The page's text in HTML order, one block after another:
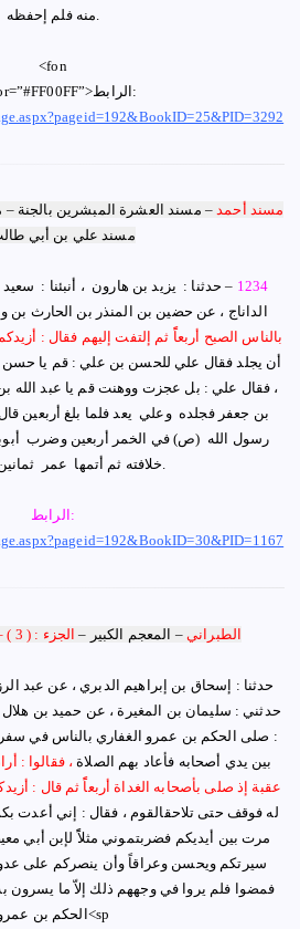
‏منه فلم إحفظه.
<fon
الرابط:
مسند أحمد– مسند العشرة المبشرين بالجنة –
مسند علي بن أبي
1234
– حدثنا : ‏ ‏يزيد بن هارون ‏ ‏، أنبئنا :
الداناج ‏، عن ‏حضين بن المنذر بن الحارث بن
بالناس الصبح أربعاًً ثم إلتفت إليهم فقال :
أن يجلد فقال علي ‏للحسن بن علي ‏: قم يا ‏حسن
، فقال ‏علي ‏: بل عجزت ووهنت قم يا ‏عبد الله
بن جعفر ‏‏فجلده ‏ ‏وعلي ‏ ‏يعد فلما بلغ
رسول الله ‏ (ص) ‏في الخمر أربعين ‏وضرب
خلافته ثم أتمها ‏ ‏عمر.
الرابط:
الطبراني – المعجم الكبير – الجزء : ( 3 )
حدثني : سليمان بن المغيرة ، عن حميد بن
: صلى الحكم بن عمرو الغفاري بالناس في
بين يدي أصحابه فأعاد بهم الصلاة ، فقالوا :
عقبة إذ صلى بأصحابه الغداة أربعاًً ثم قال :
له فوقف حتى تلاحقالقوم ، فقال : إني أعدت
مرت بين أيديكم فضربتموني مثلاًً لإبن أبي
سيرتكم ويحسن وعراقاً وأن ينصركم على
فمضوا فلم يروا في وجههم ذلك إلاّ ما يسرون
الحكم بن عمرو<sp